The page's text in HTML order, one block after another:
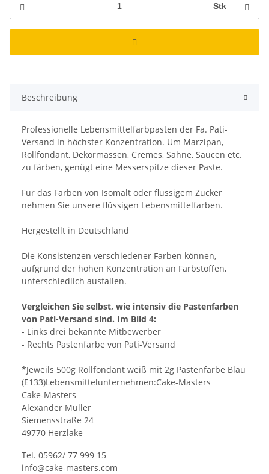
Stk
Beschreibung
Professionelle Lebensmittelfarbpasten der Fa. Pati-
Versand in höchster Konzentration. Um Marzipan,
Rollfondant, Dekormassen, Cremes, Sahne, Saucen etc.
zu färben, genügt eine Messerspitze dieser Paste.
Für das Färben von Isomalt oder flüssigem Zucker
nehmen Sie unsere flüssigen Lebensmittelfarben.
Hergestellt in Deutschland
Die Konsistenzen verschiedener Farben können,
aufgrund der hohen Konzentration an Farbstoffen,
unterschiedlich ausfallen.
Vergleichen Sie selbst, wie intensiv die Pastenfarben
von Pati-Versand sind. Im Bild 4:
- Links drei bekannte Mitbewerber
- Rechts Pastenfarbe von Pati-Versand
*Jeweils 500g Rollfondant weiß mit 2g Pastenfarbe Blau
(E133)Lebensmittelunternehmen:Cake-Masters
Cake-Masters
Alexander Müller
Siemensstraße 24
49770 Herzlake
Tel. 05962/ 77 999 15
info@cake-masters.com